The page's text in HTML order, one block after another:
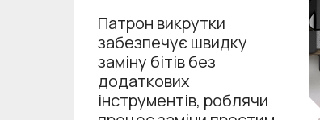
Патрон викрутки
забезпечує швидку
заміну бітів без
додаткових
інструментів, роблячи